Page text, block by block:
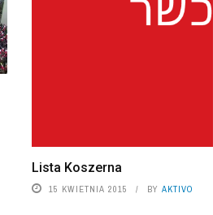
Lista Koszerna
15 KWIETNIA 2015 BY AKTIVO